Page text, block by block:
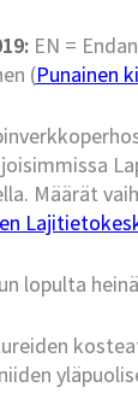
EN =
(Punainen
Määrät
lopulta